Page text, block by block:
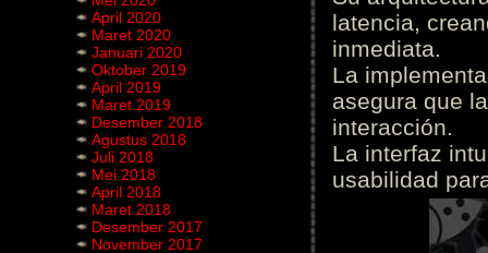
April 2020
Maret 2020
Januari 2020
Oktober 2019
April 2019
Maret 2019
Desember 2018
Agustus 2018
Juli 2018
Mei 2018
April 2018
Maret 2018
Desember 2017
November 2017
latencia,
inmediata.
La
asegura que
interacción.
La interfaz
usabilidad